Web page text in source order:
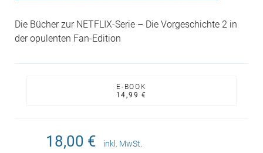
Die Bücher zur NETFLIX-Serie – Die Vorgeschichte 2 in
der opulenten Fan-Edition
E-BOOK
14,99 €
18,00 € inkl. MwSt.